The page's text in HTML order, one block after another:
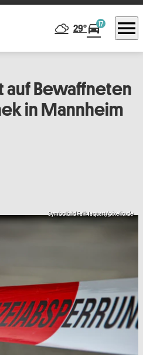
29°directions_car17 menu
auf Bewaffneten
in Mannheim
Symbolbild Falk Jaquart/pixelio.de